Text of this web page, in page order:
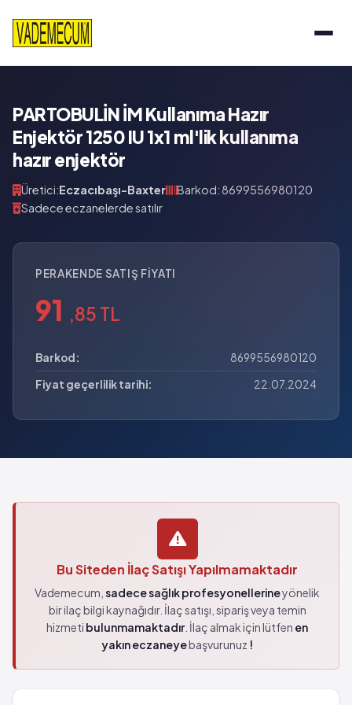
PARTOBULİN İM Kullanıma Hazır
Enjektör 1250 IU 1x1 ml'lik kullanıma
hazır enjektör
Üretici:Eczacıbaşı-Baxter
Barkod: 8699556980120
Sadece eczanelerde satılır
PERAKENDE SATIŞ FIYATI
91 ,85 TL
Barkod:
8699556980120
Fiyat geçerlilik tarihi:
22.07.2024
Bu Siteden İlaç Satışı Yapılmamaktadır
Vademecum, sadece sağlık profesyonellerineyönelik
bir ilaç bilgi kaynağıdır. İlaç satışı, sipariş veya temin
hizmeti bulunmamaktadır. İlaç almak için lütfen en
yakın eczaneyebaşvurunuz !